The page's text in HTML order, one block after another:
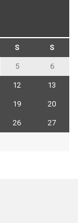
S S
5 6
12 13
19 20
26 27